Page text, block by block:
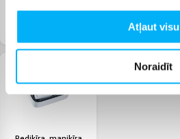
Atļaut visu
Noraidīt
Spoguļi